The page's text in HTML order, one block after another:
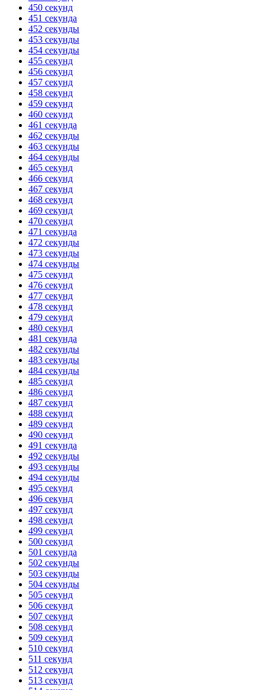
450 секунд
451 секунда
452 секунды
453 секунды
454 секунды
455 секунд
456 секунд
457 секунд
458 секунд
459 секунд
460 секунд
461 секунда
462 секунды
463 секунды
464 секунды
465 секунд
466 секунд
467 секунд
468 секунд
469 секунд
470 секунд
471 секунда
472 секунды
473 секунды
474 секунды
475 секунд
476 секунд
477 секунд
478 секунд
479 секунд
480 секунд
481 секунда
482 секунды
483 секунды
484 секунды
485 секунд
486 секунд
487 секунд
488 секунд
489 секунд
490 секунд
491 секунда
492 секунды
493 секунды
494 секунды
495 секунд
496 секунд
497 секунд
498 секунд
499 секунд
500 секунд
501 секунда
502 секунды
503 секунды
504 секунды
505 секунд
506 секунд
507 секунд
508 секунд
509 секунд
510 секунд
511 секунд
512 секунд
513 секунд